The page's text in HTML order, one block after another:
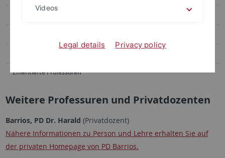
Emeritierte Professoren
Weitere Professuren und Privatdozenten
Barrios, PD Dr. Harald (Privatdozent)
Nähere Informationen zu Person und Lehre erhalten Sie auf
der privaten Homepage von PD Barrios.
Videos
Legal details Privacy policy